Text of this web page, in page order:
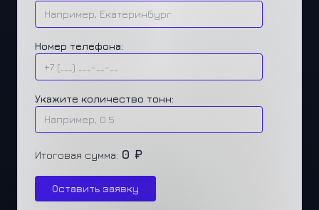
Номер телефона:
Укажите количество тонн:
Итоговая сумма: 0 ₽
Оставить заявку